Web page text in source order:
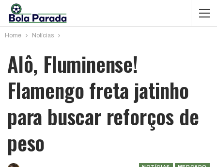
Home Notícias
Alô, Fluminense!
Flamengo freta jatinho
para buscar reforços de
peso